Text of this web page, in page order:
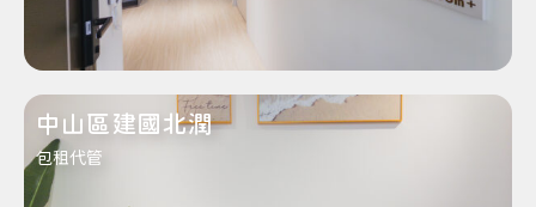
中山區建國北潤
包租代管